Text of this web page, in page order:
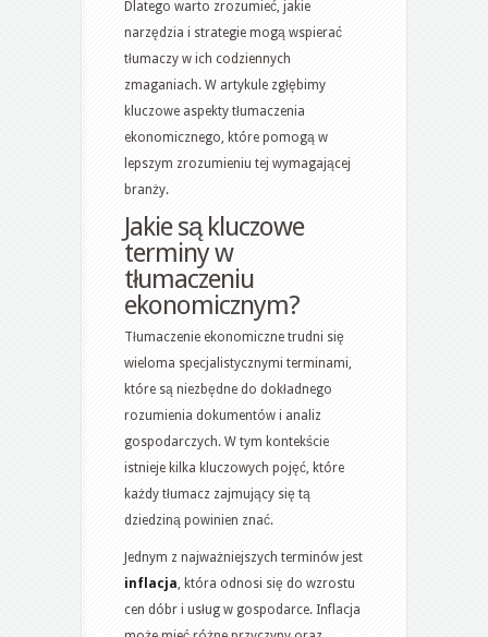
Dlatego warto zrozumieć, jakie
narzędzia i strategie mogą wspierać
tłumaczy w ich codziennych
zmaganiach. W artykule zgłębimy
kluczowe aspekty tłumaczenia
ekonomicznego, które pomogą w
lepszym zrozumieniu tej wymagającej
branży.
Jakie są kluczowe
terminy w
tłumaczeniu
ekonomicznym?
Tłumaczenie ekonomiczne trudni się
wieloma specjalistycznymi terminami,
które są niezbędne do dokładnego
rozumienia dokumentów i analiz
gospodarczych. W tym kontekście
istnieje kilka kluczowych pojęć, które
każdy tłumacz zajmujący się tą
dziedziną powinien znać.
Jednym z najważniejszych terminów jest
inflacja , która odnosi się do wzrostu
cen dóbr i usług w gospodarce. Inflacja